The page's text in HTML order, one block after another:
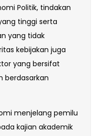
Politik, tindakan
tinggi serta
yang tidak
kebijakan juga
yang bersifat
berdasarkan
menjelang pemilu
kajian akademik